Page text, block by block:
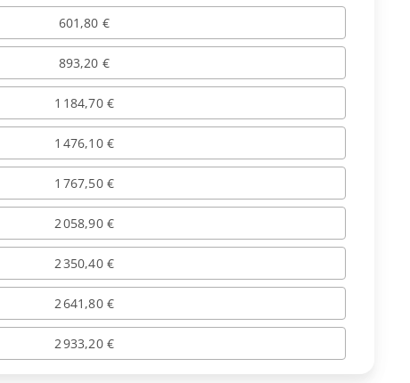
601,80 €
893,20 €
1 184,70 €
1 476,10 €
1 767,50 €
2 058,90 €
2 350,40 €
2 641,80 €
2 933,20 €